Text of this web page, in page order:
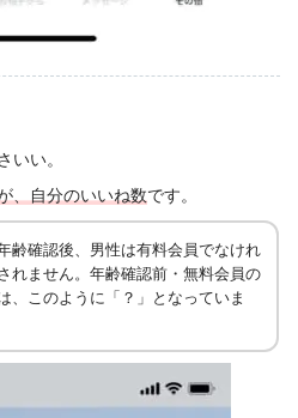
いい。
、自分のいいね数です。
齢確認後、男性は有料会員でなけれ
れません。年齢確認前・無料会員の
、このように「？」となっていま